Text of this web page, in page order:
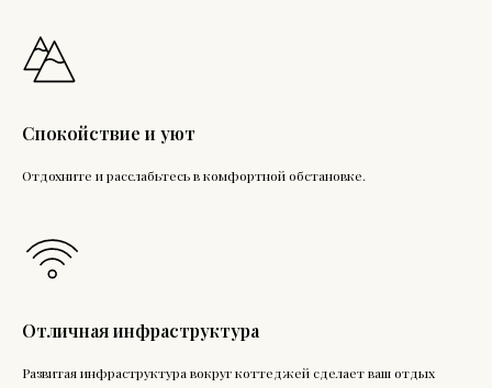
Спокойствие и уют
Отдохните и расслабьтесь в комфортной обстановке.
Отличная инфраструктура
Развитая инфраструктура вокруг коттеджей сделает ваш отдых